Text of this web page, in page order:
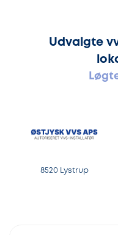
Udvalgte
8520 Lystrup